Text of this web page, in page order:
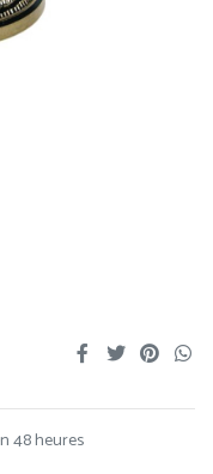
48 heures